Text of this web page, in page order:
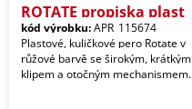
ROTATE propiska plast
kód výrobku:APR_115674
Plastové, kuličkové pero Rotate v
růžové barvě se širokým, krátkým
klipem a otočným mechanismem.